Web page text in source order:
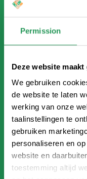
Permission
Deze website
We gebruiken
de website te laten
werking van onze
taalinstellingen te
gebruiken
personaliseren en
website en
toestemming altijd
30 minutes
2.5 hours of
Luxury BBQ
Approx. €62.75
(from 15
*At Klimbos Ruurlo
persons and in
** not possible at